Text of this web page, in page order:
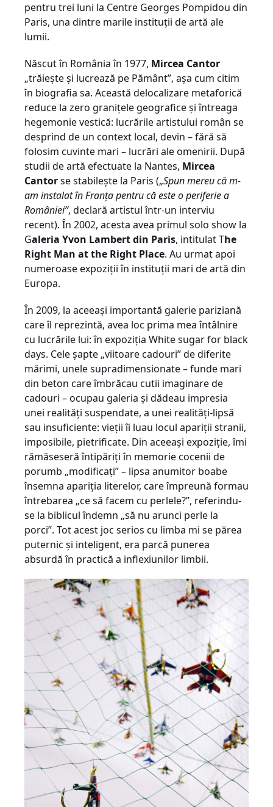
pentru trei luni la Centre Georges Pompidou din
Paris, una dintre marile instituţii de artă ale
lumii.
Născut în România în 1977, Mircea Cantor
„trăieşte şi lucrează pe Pământ”, aşa cum citim
în biografia sa. Această delocalizare metaforică
reduce la zero graniţele geografice şi întreaga
hegemonie vestică: lucrările artistului român se
desprind de un context local, devin – fără să
folosim cuvinte mari – lucrări ale omenirii. După
studii de artă efectuate la Nantes, Mircea
Cantorse stabileşte la Paris („Spun mereu că m-
am instalat în Franţa pentru că este o periferie a
României”, declară artistul într-un interviu
recent). În 2002, acesta avea primul solo show la
Galeria Yvon Lambert din Paris, intitulat The
Right Man at the Right Place. Au urmat apoi
numeroase expoziţii în instituţii mari de artă din
Europa.
În 2009, la aceeaşi importantă galerie pariziană
care îl reprezintă, avea loc prima mea întâlnire
cu lucrările lui: în expoziţia White sugar for black
days. Cele şapte „viitoare cadouri” de diferite
mărimi, unele supradimensionate – funde mari
din beton care îmbrăcau cutii imaginare de
cadouri – ocupau galeria şi dădeau impresia
unei realităţi suspendate, a unei realităţi-lipsă
sau insuficiente: vieţii îi luau locul apariţii stranii,
imposibile, pietrificate. Din aceeaşi expoziţie, îmi
rămăseseră întipăriţi în memorie cocenii de
porumb „modificaţi” – lipsa anumitor boabe
însemna apariţia literelor, care împreună formau
întrebarea „ce să facem cu perlele?”, referindu-
se la biblicul îndemn „să nu arunci perle la
porci”. Tot acest joc serios cu limba mi se părea
puternic şi inteligent, era parcă punerea
absurdă în practică a inflexiunilor limbii.